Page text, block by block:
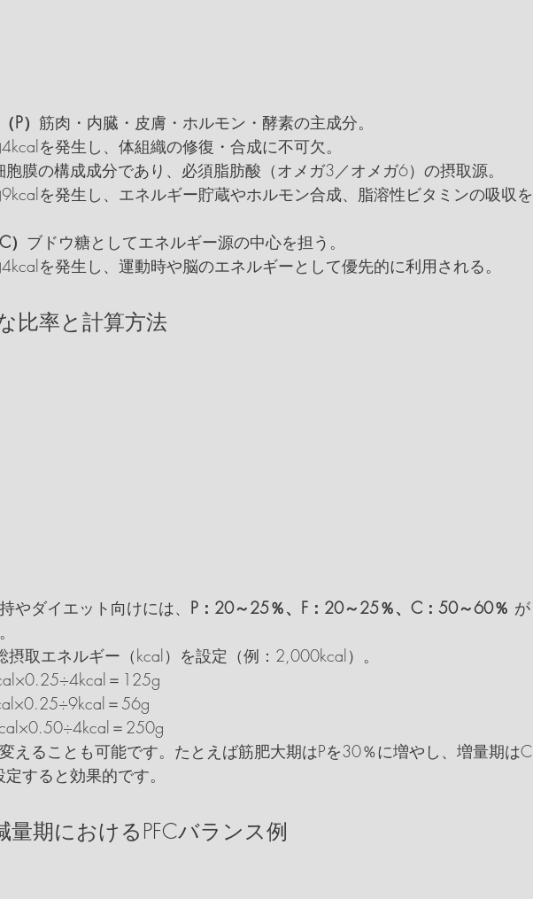
P） 筋肉・内臓・皮膚・ホルモン・酵素の主成分。
を発生し、体組織の修復・合成に不可欠。
胞膜の構成成分であり、必須脂肪酸（オメガ3／オメガ6）の摂取源。
を発生し、エネルギー貯蔵やホルモン合成、脂溶性ビタミンの吸収を
ブドウ糖としてエネルギー源の中心を担う。
を発生し、運動時や脳のエネルギーとして優先的に利用される。
比率と計算方法
やダイエット向けには、 P：20～25％、F：20～25％、C：50～60％ が
摂取エネルギー（kcal）を設定（例：2,000kcal）。
＝125g
＝56g
＝250g
えることも可能です。たとえば筋肥大期はPを30％に増やし、増量期はC
すると効果的です。
量期におけるPFCバランス例